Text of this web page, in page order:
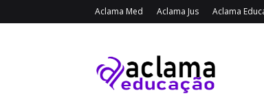
Aclama Med Aclama Jus Aclama